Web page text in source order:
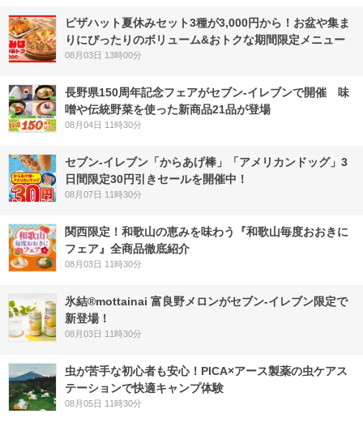
ピザハット夏休みセット3種が3,000円から！お盆や集ま
りにぴったりのボリューム&おトクな期間限定メニュー
08月03日 13時00分
長野県150周年記念フェアがセブン-イレブンで開催 味
噌や伝統野菜を使った新商品21品が登場
08月04日 11時30分
セブン‐イレブン「からあげ棒」「アメリカンドッグ」3
日間限定30円引きセールを開催中！
08月07日 11時30分
関西限定！和歌山の恵みを味わう『和歌山毎度おおきに
フェア』全商品徹底紹介
08月03日 11時30分
氷結®mottainai 富良野メロンがセブン‐イレブン限定で
新登場！
08月03日 11時30分
虫が苦手な初心者も安心！PICA×アース製薬の虫ケアス
テーションで快適キャンプ体験
08月05日 11時30分